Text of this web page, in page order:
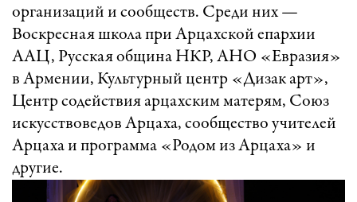
организаций и сообществ. Среди них —
Воскресная школа при Арцахской епархии
ААЦ, Русская община НКР, АНО «Евразия»
в Армении, Культурный центр «Дизак арт»,
Центр содействия арцахским матерям, Союз
искусствоведов Арцаха, сообщество учителей
Арцаха и программа «Родом из Арцаха» и
другие.